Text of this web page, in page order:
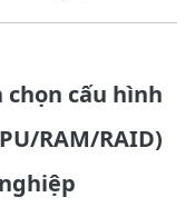
cấu hình
RAM/RAID)